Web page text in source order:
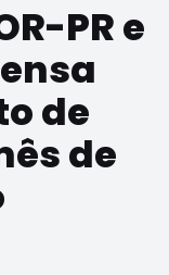
PR e
de
de